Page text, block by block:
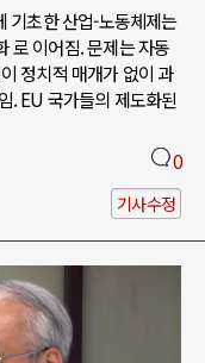
기초한 산업-노동체제는
로 이어짐. 문제는 자동
정치적 매개가 없이 과
. EU 국가들의 제도화된
0
기사수정